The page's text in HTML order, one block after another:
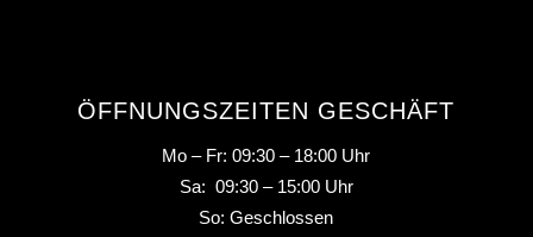
ÖFFNUNGSZEITEN GESCHÄFT
Mo – Fr: 09:30 – 18:00 Uhr
Sa: 09:30 – 15:00 Uhr
So: Geschlossen